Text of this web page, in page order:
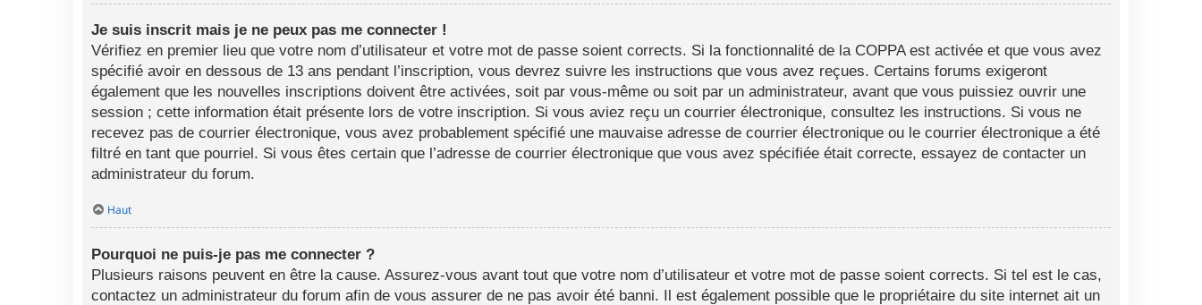
Je suis inscrit mais je ne peux pas me connecter !
Vérifiez en premier lieu que votre nom d’utilisateur et votre mot de passe soient corrects. Si la fonctionnalité de la COPPA est activée et que vous avez
spécifié avoir en dessous de 13 ans pendant l’inscription, vous devrez suivre les instructions que vous avez reçues. Certains forums exigeront
également que les nouvelles inscriptions doivent être activées, soit par vous-même ou soit par un administrateur, avant que vous puissiez ouvrir une
session ; cette information était présente lors de votre inscription. Si vous aviez reçu un courrier électronique, consultez les instructions. Si vous ne
recevez pas de courrier électronique, vous avez probablement spécifié une mauvaise adresse de courrier électronique ou le courrier électronique a été
filtré en tant que pourriel. Si vous êtes certain que l’adresse de courrier électronique que vous avez spécifiée était correcte, essayez de contacter un
administrateur du forum.
Haut
Pourquoi ne puis-je pas me connecter ?
Plusieurs raisons peuvent en être la cause. Assurez-vous avant tout que votre nom d’utilisateur et votre mot de passe soient corrects. Si tel est le cas,
contactez un administrateur du forum afin de vous assurer de ne pas avoir été banni. Il est également possible que le propriétaire du site internet ait un